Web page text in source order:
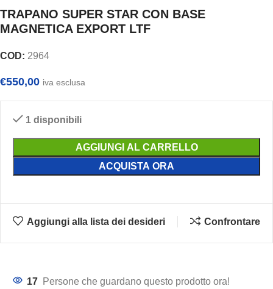
TRAPANO SUPER STAR CON BASE
MAGNETICA EXPORT LTF
COD: 2964
€550,00 iva esclusa
1 disponibili
AGGIUNGI AL CARRELLO
ACQUISTA ORA
Aggiungi alla lista dei desideri Confrontare
17 Persone che guardano questo prodotto ora!